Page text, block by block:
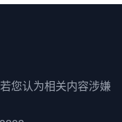
您认为相关内容涉嫌